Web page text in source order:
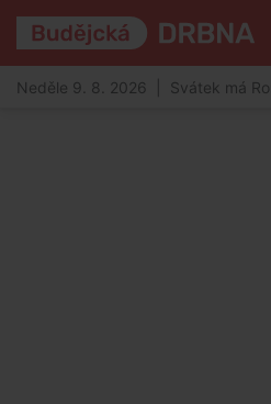
Neděle 9. 8. 2026 | Svátek má